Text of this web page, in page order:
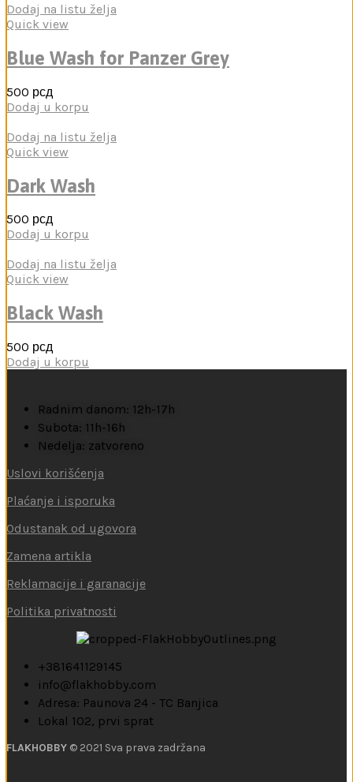
Dodaj na listu želja
Quick view
Blue Wash for Panzer Grey
500 рсд
Dodaj u korpu
Dodaj na listu želja
Quick view
Dark Wash
500 рсд
Dodaj u korpu
Dodaj na listu želja
Quick view
Black Wash
500 рсд
Dodaj u korpu
Radnim danom: 12h-17h
Subota: 11h-16h
Nedelja: zatvoreno
Uslovi korišćenja
Plaćanje i isporuka
Odustanak od ugovora
Zamena artikla
Reklamacije i garanacije
Politika privatnosti
+381641129145
info@flakhobby.com
Adresa: Paunova 24 - TC Banjica
Lokal 102, prvi sprat
FLAKHOBBY © 2021 Sva prava zadržana